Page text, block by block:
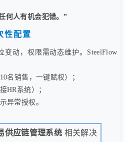
何人有机会犯错。”
性配置
变动，权限需动态维护。SteelFlow
名销售，一键赋权）；
HR系统）；
异常授权。
供应链管理系统 相关解决